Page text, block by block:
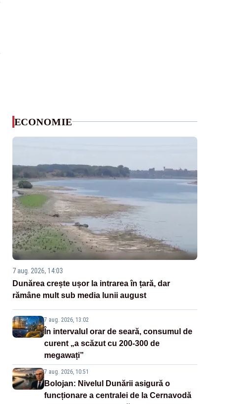
ECONOMIE
7 aug. 2026, 14:03
Dunărea crește ușor la intrarea în țară, dar
rămâne mult sub media lunii august
7 aug. 2026, 13:02
În intervalul orar de seară, consumul de
curent „a scăzut cu 200-300 de
megawați”
7 aug. 2026, 10:51
Bolojan: Nivelul Dunării asigură o
funcționare a centralei de la Cernavodă